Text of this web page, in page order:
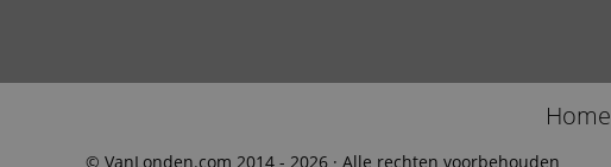
Home
© VanLonden.com 2014 - 2026 · Alle rechten voorbehouden